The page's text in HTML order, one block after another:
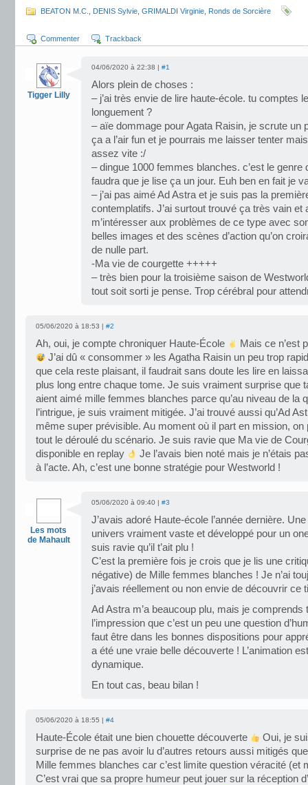
BEATON M.C. DENIS Sylvie GRIMALDI Virginie Ronds de Sorcière
Commenter Trackback
Tigger Lilly
04/06/2020 à 22:38 | #1
Alors plein de choses :
– j’ai très envie de lire haute-école. tu comptes
longuement ?
– aïe dommage pour Agata Raisin, je scrute un
ça a l’air fun et je pourrais me laisser tenter
assez vite :/
– dingue 1000 femmes blanches. c’est le genre
faudra que je lise ça un jour. Euh ben en fait je
– j’ai pas aimé Ad Astra et je suis pas la
contemplatifs. J’ai surtout trouvé ça très vain et
m’intéresser aux problèmes de ce type avec
belles images et des scènes d’action qu’on
de nulle part.
-Ma vie de courgette +++++
– très bien pour la troisième saison de
tout soit sorti je pense. Trop cérébral pour
05/06/2020 à 18:53 | #2
Ah, oui, je compte chroniquer Haute-École
Mais ce n’est
J’ai dû « consommer » les Agatha Raisin un peu trop
que cela reste plaisant, il faudrait sans doute les lire en
plus long entre chaque tome. Je suis vraiment surprise que
aient aimé mille femmes blanches parce qu’au niveau de la
l’intrigue, je suis vraiment mitigée. J’ai trouvé aussi qu’Ad
même super prévisible. Au moment où il part en mission, on
tout le déroulé du scénario. Je suis ravie que Ma vie de
disponible en replay
Je l’avais bien noté mais je n’étais
à l’acte. Ah, c’est une bonne stratégie pour Westworld !
Les mots
de Mahault
05/06/2020 à 09:40 | #3
J’avais adoré Haute-école l’année dernière.
univers vraiment vaste et développé pour un
suis ravie qu’il t’ait plu !
C’est la première fois je crois que je lis une
négative) de Mille femmes blanches ! Je n’ai
j’avais réellement ou non envie de découvrir ce
Ad Astra m’a beaucoup plu, mais je comprends
l’impression que c’est un peu une question
faut être dans les bonnes dispositions pour
a été une vraie belle découverte ! L’animation
dynamique.
En tout cas, beau bilan !
05/06/2020 à 18:55 | #4
Haute-École était une bien chouette découverte
Oui, je
surprise de ne pas avoir lu d’autres retours aussi mitigés
Mille femmes blanches car c’est limite question véracité (et
C’est vrai que sa propre humeur peut jouer sur la réception